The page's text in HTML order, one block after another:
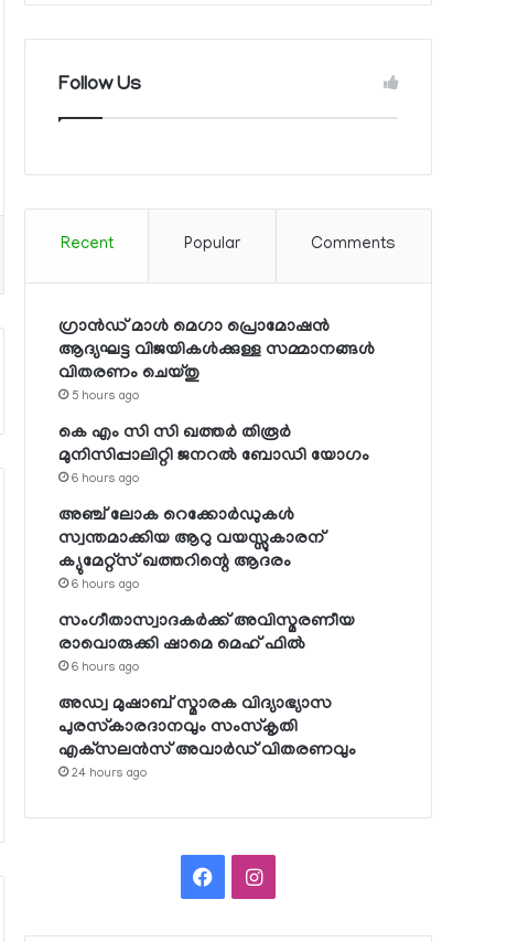
Follow Us
Recent Popular Comments
ഗ്രാന്‍ഡ് മാള്‍ മെഗാ പ്രൊമോഷന്‍
ആദ്യഘട്ട വിജയികള്‍ക്കുള്ള സമ്മാനങ്ങള്‍
വിതരണം ചെയ്തു
5 hours ago
കെ എം സി സി ഖത്തര്‍ തിരൂര്‍
മുനിസിപ്പാലിറ്റി ജനറല്‍ ബോഡി യോഗം
6 hours ago
അഞ്ച് ലോക റെക്കോര്‍ഡുകള്‍
സ്വന്തമാക്കിയ ആറു വയസ്സുകാരന്
ക്യുമേറ്റ്‌സ് ഖത്തറിന്റെ ആദരം
6 hours ago
സംഗീതാസ്വാദകര്‍ക്ക് അവിസ്മരണീയ
രാവൊരുക്കി ഷാമെ മെഹ് ഫില്‍
6 hours ago
അഡ്വ മുഷാബ് സ്മാരക വിദ്യാഭ്യാസ
പുരസ്‌കാരദാനവും സംസ്‌കൃതി
എക്‌സലന്‍സ് അവാര്‍ഡ് വിതരണവും
24 hours ago
FacebookInstagram